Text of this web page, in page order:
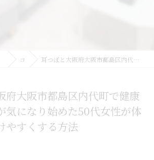
コラム 耳つぼと大阪府大阪市都島区内代町で健康診断の数値が気になり始めた50代女性が体型管理を続けやすくする方法
府大阪市都島区内代町で健康
気になり始めた50代女性が体
やすくする方法